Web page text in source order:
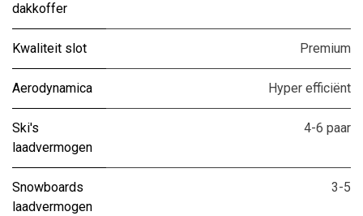
dakkoffer
Kwaliteit slot Premium
Aerodynamica Hyper efficiënt
Ski's
laadvermogen
4-6 paar
Snowboards
laadvermogen
3-5